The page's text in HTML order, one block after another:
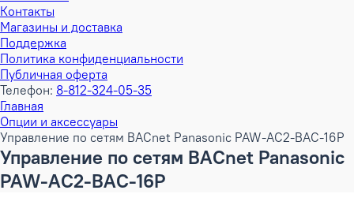
Контакты
Магазины и доставка
Поддержка
Политика конфиденциальности
Публичная оферта
Телефон: 8-812-324-05-35
Главная
Опции и аксессуары
Управление по сетям BACnet Panasonic PAW-AC2-BAC-16P
Управление по сетям BACnet Panasonic
PAW-AC2-BAC-16P